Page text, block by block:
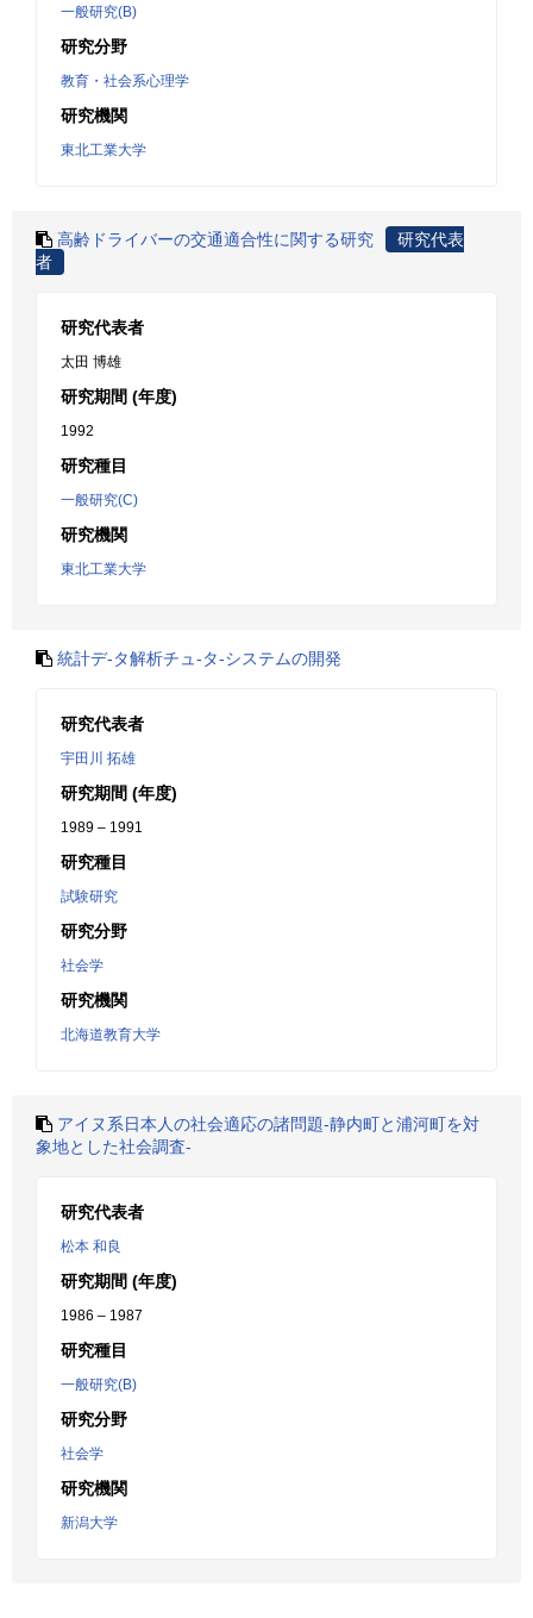
一般研究(B)
研究分野
教育・社会系心理学
研究機関
東北工業大学
高齢ドライバーの交通適合性に関する研究
研究代表
者
研究代表者
太田 博雄
研究期間 (年度)
1992
研究種目
一般研究(C)
研究機関
東北工業大学
統計デ-タ解析チュ-タ-システムの開発
研究代表者
宇田川 拓雄
研究期間 (年度)
1989 – 1991
研究種目
試験研究
研究分野
社会学
研究機関
北海道教育大学
アイヌ系日本人の社会適応の諸問題-静内町と浦河町を対
象地とした社会調査-
研究代表者
松本 和良
研究期間 (年度)
1986 – 1987
研究種目
一般研究(B)
研究分野
社会学
研究機関
新潟大学